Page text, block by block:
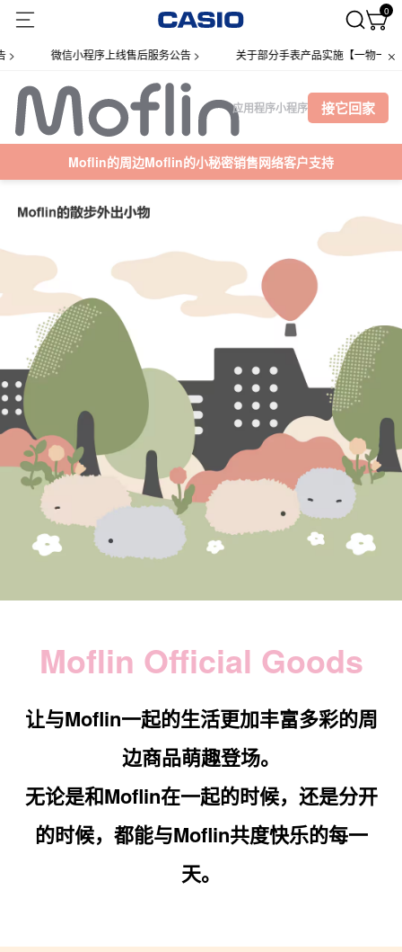
0
微信小程序上线售后服务公告 > 关于部分手表产品实施【一物一码】
应用程序小程序 接它回家
Moflin的周边Moflin的小秘密销售网络客户支持
Moflin Official Goods
让与Moflin一起的生活更加丰富多彩的周
边商品萌趣登场。
无论是和Moflin在一起的时候，还是分开
的时候，都能与Moflin共度快乐的每一
天。